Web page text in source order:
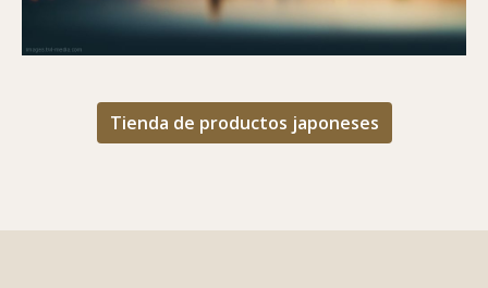
Tienda de productos japoneses